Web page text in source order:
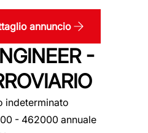
annuncio
-
indeterminato
- 462000 annuale